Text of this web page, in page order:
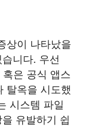
상이 나타났을
니다. 우선
은 공식 앱스
탈옥을 시도했
시스템 파일
유발하기 쉽